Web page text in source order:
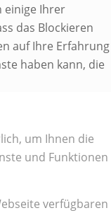
einige Ihrer
das Blockieren
auf Ihre Erfahrung
haben kann, die
um Ihnen die
und Funktionen
verfügbaren